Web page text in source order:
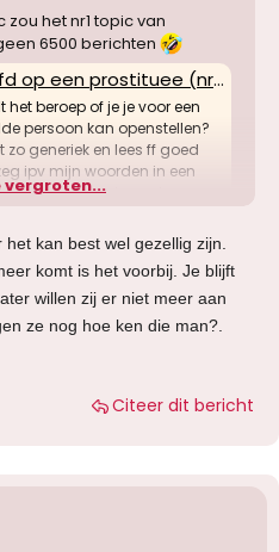
het nr1 topic van
6500 berichten
een prostituee (nr.1 topic van hookers)
het beroep of je je voor een
persoon kan openstellen?
zo generiek en lees ff goed
ipv mijn woorden in een
daglicht proberen te
is, verpleegster of als
werkt: boeit me
niets, maar wel...
vergroten...
kan best wel gezellig zijn.
komt is het voorbij. Je blijft
willen zij er niet meer aan
ze nog hoe ken die man?.
Citeer dit bericht